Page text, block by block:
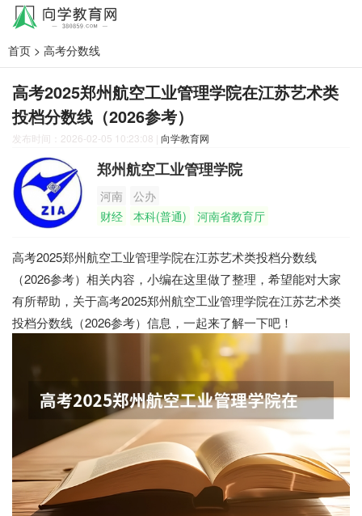
首页 > 高考分数线
高考2025郑州航空工业管理学院在江苏艺术类
投档分数线（2026参考）
发布时间：2026-02-05 10:23:08 | 向学教育网
郑州航空工业管理学院
河南
公办
财经
本科(普通) 河南省教育厅
高考2025郑州航空工业管理学院在江苏艺术类投档分数线
（2026参考）相关内容，小编在这里做了整理，希望能对大家
有所帮助，关于高考2025郑州航空工业管理学院在江苏艺术类
投档分数线（2026参考）信息，一起来了解一下吧！